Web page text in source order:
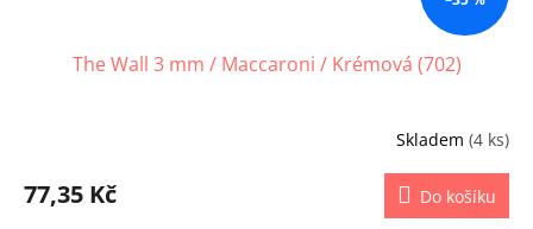
The Wall 3 mm / Maccaroni / Krémová (702)
Skladem (4 ks)
77,35 Kč Do košíku